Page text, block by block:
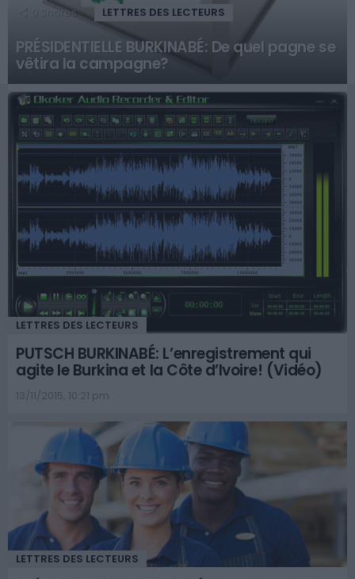
0 Shares LETTRES DES LECTEURS
PRÉSIDENTIELLE BURKINABÉ: De quel pagne se
vêtira la campagne?
MORE
STORIES
LETTRES DES LECTEURS
PUTSCH BURKINABÉ: L’enregistrement qui
agite le Burkina et la Côte d’Ivoire! (Vidéo)
13/11/2015, 10:21 pm
LETTRES DES LECTEURS